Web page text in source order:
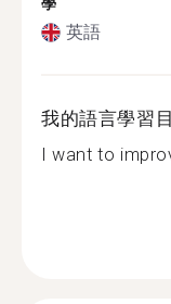
英語
我的語言學習
I want to